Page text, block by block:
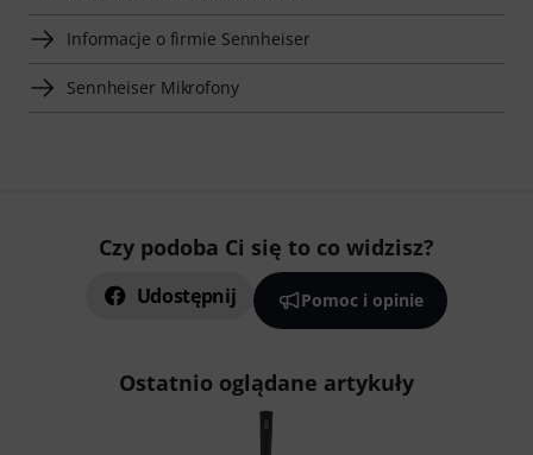
Informacje o firmie Sennheiser
Sennheiser Mikrofony
Czy podoba Ci się to co widzisz?
Udostępnij Pomoc i opinie
Ostatnio oglądane artykuły